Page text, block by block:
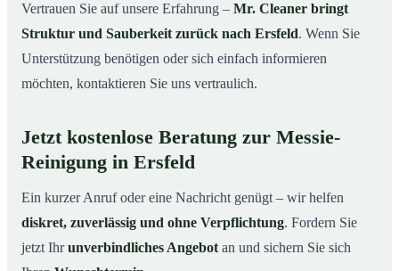
Vertrauen Sie auf unsere Erfahrung – Mr. Cleaner bringt
Struktur und Sauberkeit zurück nach Ersfeld. Wenn Sie
Unterstützung benötigen oder sich einfach informieren
möchten, kontaktieren Sie uns vertraulich.
Jetzt kostenlose Beratung zur Messie-
Reinigung in Ersfeld
Ein kurzer Anruf oder eine Nachricht genügt – wir helfen
diskret, zuverlässig und ohne Verpflichtung. Fordern Sie
jetzt Ihrunverbindliches Angebot an und sichern Sie sich